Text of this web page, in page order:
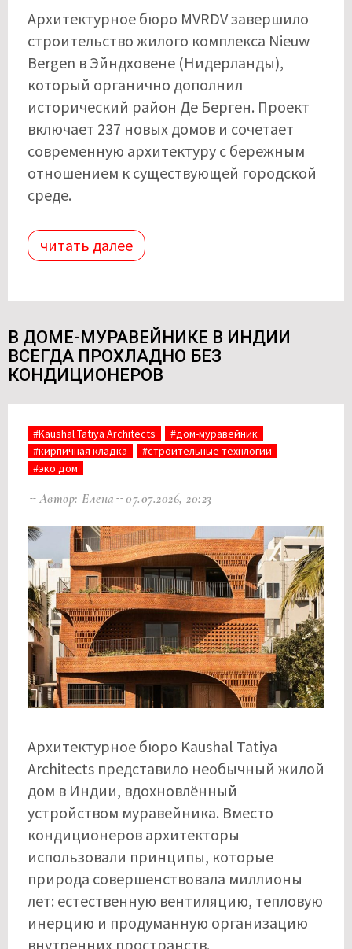
Архитектурное бюро MVRDV завершило
строительство жилого комплекса Nieuw
Bergen в Эйндховене (Нидерланды),
который органично дополнил
исторический район Де Берген. Проект
включает 237 новых домов и сочетает
современную архитектуру с бережным
отношением к существующей городской
среде.
читать далее
В ДОМЕ-МУРАВЕЙНИКЕ В ИНДИИ
ВСЕГДА ПРОХЛАДНО БЕЗ
КОНДИЦИОНЕРОВ
#Kaushal Tatiya Architects
#дом-муравейник
#кирпичная кладка
#строительные технлогии
#эко дом
Автор: Елена 07.07.2026, 20:23
Архитектурное бюро Kaushal Tatiya
Architects представило необычный жилой
дом в Индии, вдохновлённый
устройством муравейника. Вместо
кондиционеров архитекторы
использовали принципы, которые
природа совершенствовала миллионы
лет: естественную вентиляцию, тепловую
инерцию и продуманную организацию
внутренних пространств.